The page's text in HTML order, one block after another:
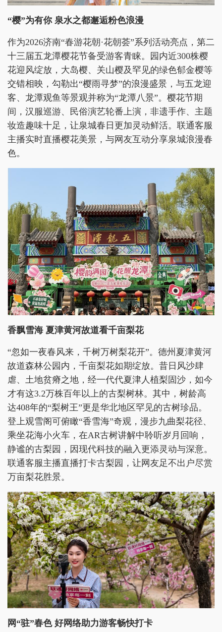
“樱”为有你 泉水之都邂逅粉色浪漫
作为2026济南“春游花朝·花朝荟”系列活动亮点，第二
十三届五龙潭樱花节备受游客青睐。园内近300株樱
花迎风绽放，大岛樱、关山樱及罕见的绿色郁金樱等
交错相映，勾勒出“樱雨寻梦”的浪漫盛景，与五龙迎
客、龙潭观鱼等景观并称为“龙潭八景”。樱花节期
间，汉服巡游、民俗演艺轮番上演，非遗手作、主题
妆造趣味十足，让泉城春日更加灵动鲜活。联通客服
主播实时直播樱花美景，与网友互动分享泉城浪漫春
色。
香飘雪海 夏津黄河故道看千亩梨花
“忽如一夜春风来，千树万树梨花开”。德州夏津黄河
故道森林公园内，千亩梨花如期绽放。昔日风沙肆
虐、土地贫瘠之地，经一代代夏津人植梨固沙，如今
才有这3.2万株百年以上的古梨树林。其中，树龄高
达408年的“梨树王”更是华北地区罕见的古树珍品。
登上观雪阁可俯瞰“香雪海”奇观，漫步九曲梨花径、
乘坐花海小火车，在AR古树讲解中聆听岁月回响，
静谧的古梨园，因现代科技的融入更添灵动与深意。
联通客服主播直播打卡古梨园，让网友足不出户尽赏
万亩梨花胜景。
网“驻”春色 好网络助力游客畅快打卡